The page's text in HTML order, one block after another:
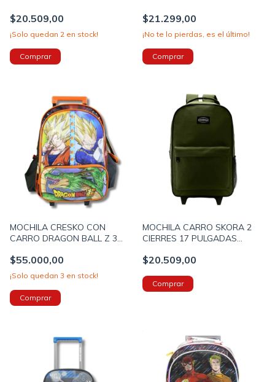
UNITARIO (BTS) (37481)
$20.509,00
¡Solo quedan 2 en stock!
COLOR AZUL PRECIO
UNITARIO (BTS) (37493)
$21.299,00
¡No te lo pierdas, es el último!
MOCHILA CRESKO CON
CARRO DRAGON BALL Z 3
44X30X17 COLOR NEGRO -
NARANJA (DB401)
$55.000,00
¡Solo quedan 3 en stock!
MOCHILA CARRO SKORA 2
CIERRES 17 PULGADAS
PRECIO UNITARIO (BTS)
$20.509,00